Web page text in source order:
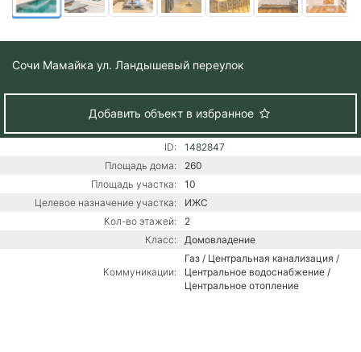
Сочи Мамайка ул. Ландышевый переулок
Добавить объект в избранное
ID:
1482847
Площадь дома:
260
Площадь участка:
10
Целевое назначение участка:
ИЖС
Кол-во этажей:
2
Класс:
Домовладение
Коммуникации:
Газ / Центральная канализация /
Центральное водоснабжение /
Центральное отопление